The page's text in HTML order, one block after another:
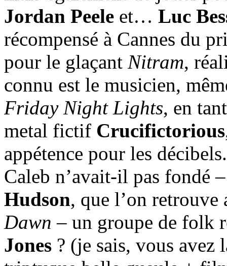
Jordan Peele et… Luc
récompensé à Cannes du
pour le glaçant Nitram,
connu est le musicien,
Friday Night Lights, en
metal fictif Crucifictorious
appétence pour les
Caleb n’avait-il pas fondé
Hudson, que l’on
Dawn – un groupe de folk
Jones ? (je sais, vous avez